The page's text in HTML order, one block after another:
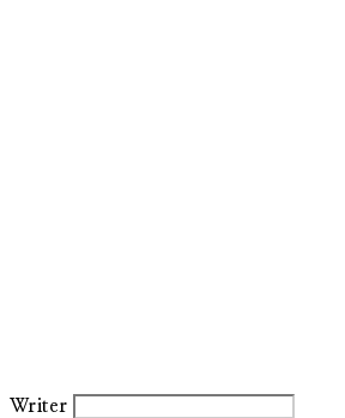
Writer